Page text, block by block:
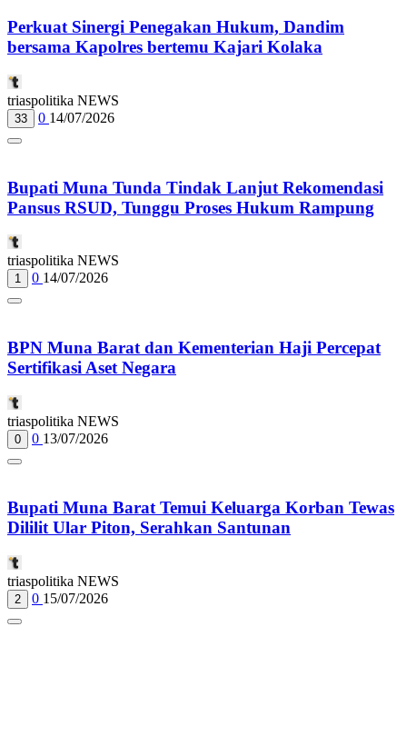
Perkuat Sinergi Penegakan Hukum, Dandim
bersama Kapolres bertemu Kajari Kolaka
triaspolitika NEWS
33 0 14/07/2026
Bupati Muna Tunda Tindak Lanjut Rekomendasi
Pansus RSUD, Tunggu Proses Hukum Rampung
triaspolitika NEWS
1 0 14/07/2026
BPN Muna Barat dan Kementerian Haji Percepat
Sertifikasi Aset Negara
triaspolitika NEWS
0 0 13/07/2026
Bupati Muna Barat Temui Keluarga Korban Tewas
Dililit Ular Piton, Serahkan Santunan
triaspolitika NEWS
2 0 15/07/2026